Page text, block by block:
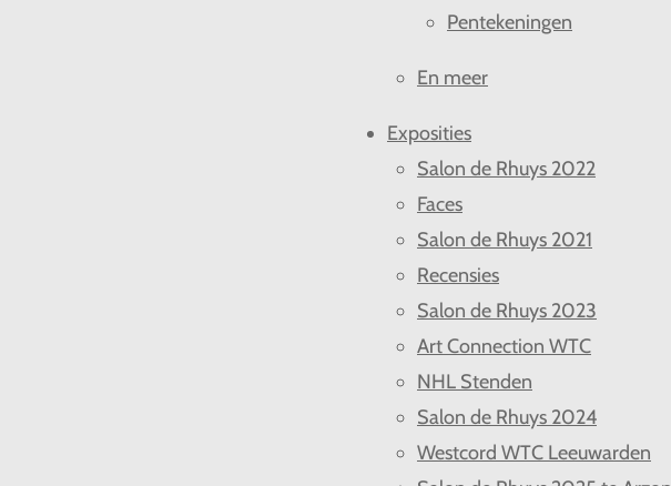
Pentekeningen
En meer
Exposities
Salon de Rhuys 2022
Faces
Salon de Rhuys 2021
Recensies
Salon de Rhuys 2023
Art Connection WTC
NHL Stenden
Salon de Rhuys 2024
Westcord WTC Leeuwarden